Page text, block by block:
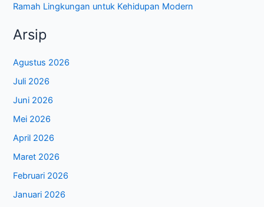
Ramah Lingkungan untuk Kehidupan Modern
Arsip
Agustus 2026
Juli 2026
Juni 2026
Mei 2026
April 2026
Maret 2026
Februari 2026
Januari 2026